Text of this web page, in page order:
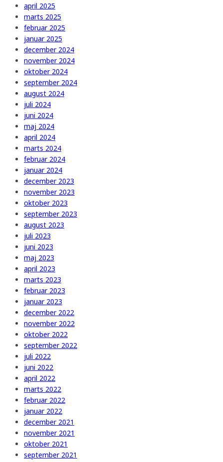
april 2025
marts 2025
februar 2025
januar 2025
december 2024
november 2024
oktober 2024
september 2024
august 2024
juli 2024
juni 2024
maj 2024
april 2024
marts 2024
februar 2024
januar 2024
december 2023
november 2023
oktober 2023
september 2023
august 2023
juli 2023
juni 2023
maj 2023
april 2023
marts 2023
februar 2023
januar 2023
december 2022
november 2022
oktober 2022
september 2022
juli 2022
juni 2022
april 2022
marts 2022
februar 2022
januar 2022
december 2021
november 2021
oktober 2021
september 2021